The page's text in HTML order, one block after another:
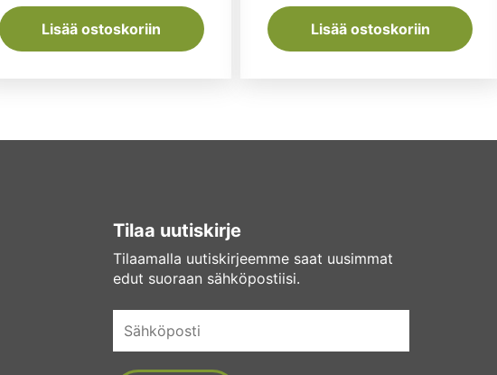
Lisää ostoskoriin Lisää ostoskoriin
Tilaa uutiskirje
Tilaamalla uutiskirjeemme saat uusimmat
edut suoraan sähköpostiisi.